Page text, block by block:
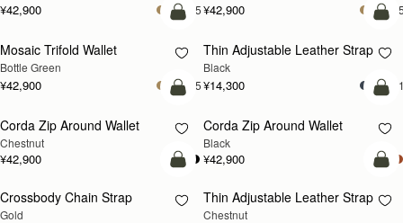
¥42,900 +5¥42,900
カートに追加
Mosaic Trifold Wallet
Bottle Green
¥42,900 +5
カ
Thin Adjustable Leather Strap
Black
¥14,300
カートに追加
Corda Zip Around Wallet
Chestnut
¥42,900
カ
Corda Zip Around Wallet
Black
¥42,900
カートに追加
Crossbody Chain Strap
Gold
カ
Thin Adjustable Leather Strap
Chestnut